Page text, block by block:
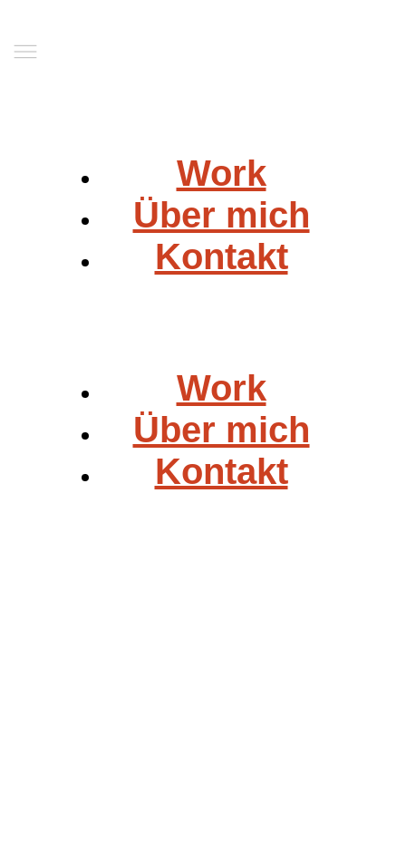
Work
Über mich
Kontakt
Work
Über mich
Kontakt